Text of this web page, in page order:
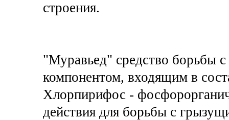
строения.
"Муравьед" средство борьбы
компонентом, входящим в
Хлорпирифос -
действия для борьбы с